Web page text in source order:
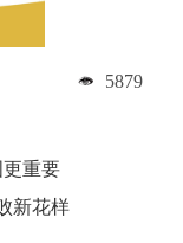
5879
重要
新花样